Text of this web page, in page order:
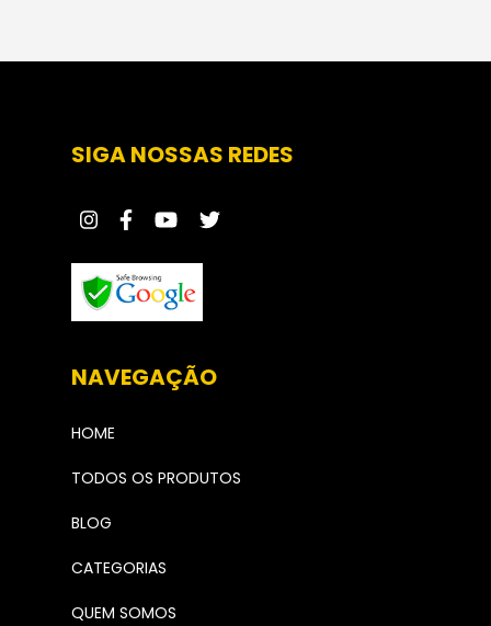
SIGA NOSSAS REDES
NAVEGAÇÃO
HOME
TODOS OS PRODUTOS
BLOG
CATEGORIAS
QUEM SOMOS